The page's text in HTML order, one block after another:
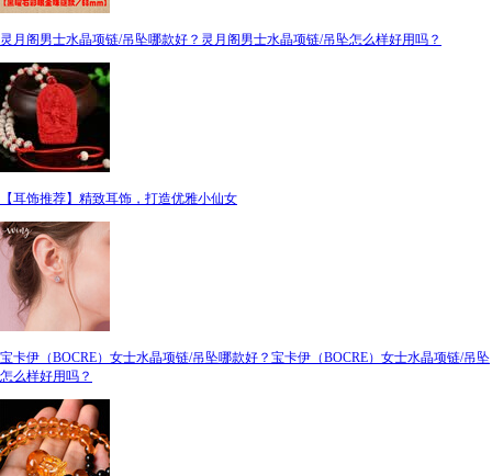
灵月阁男士水晶项链/吊坠哪款好？灵月阁男士水晶项链/吊坠怎么样好用吗？
【耳饰推荐】精致耳饰，打造优雅小仙女
宝卡伊（BOCRE）女士水晶项链/吊坠哪款好？宝卡伊（BOCRE）女士水晶项链/吊坠
怎么样好用吗？